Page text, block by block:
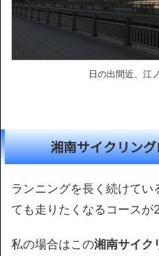
日の出間近、江
湘南サイクリン
ランニングを長く続けてい
ても走りたくなるコースが
私の場合はこの湘南サイク